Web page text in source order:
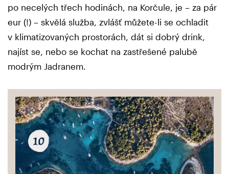
po necelých třech hodinách, na Korčule, je – za pár
eur (!) – skvělá služba, zvlášť můžete-li se ochladit
v klimatizovaných prostorách, dát si dobrý drink,
najíst se, nebo se kochat na zastřešené palubě
modrým Jadranem.